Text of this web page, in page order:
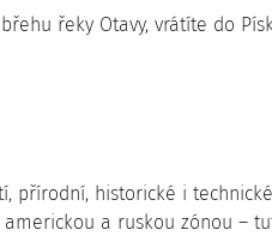
řeky Otavy, vrátíte do
přírodní, historické i
a ruskou zónou –